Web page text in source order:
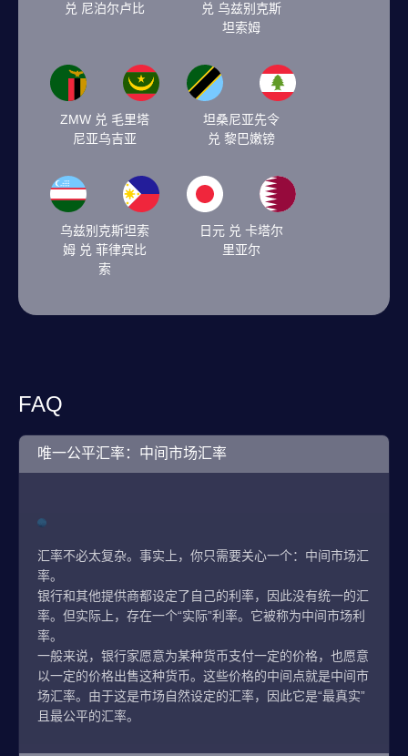
兑 尼泊尔卢比
兑 乌兹别克斯
坦索姆
ZMW 兑 毛里塔
尼亚乌吉亚
坦桑尼亚先令
兑 黎巴嫩镑
乌兹别克斯坦索
姆 兑 菲律宾比
索
日元 兑 卡塔尔
里亚尔
FAQ
唯一公平汇率：中间市场汇率
汇率不必太复杂。事实上，你只需要关心一个：中间市场汇
率。
银行和其他提供商都设定了自己的利率，因此没有统一的汇
率。但实际上，存在一个“实际”利率。它被称为中间市场利
率。
一般来说，银行家愿意为某种货币支付一定的价格，也愿意
以一定的价格出售这种货币。这些价格的中间点就是中间市
场汇率。由于这是市场自然设定的汇率，因此它是“最真实”
且最公平的汇率。